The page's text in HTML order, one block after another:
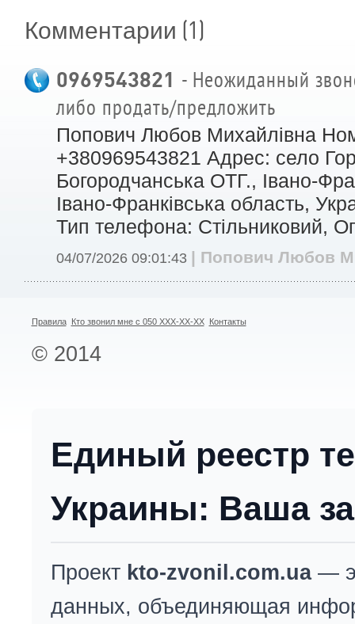
Комментарии (1)
0969543821 - Неожиданный
либо продать/предложить
Попович Любов Михайлівна
+380969543821 Адрес: село
Богородчанська ОТГ., Івано-
Івано-Франківська область,
Тип телефона: Стільниковий,
04/07/2026 09:01:43 | Попович Любов
Правила Кто звонил мне с 050 XXX-XX-XX Контакты
© 2014
Единый реестр
Украины: Ваша
Проект kto-zvonil.com.ua—
данных, объединяющая